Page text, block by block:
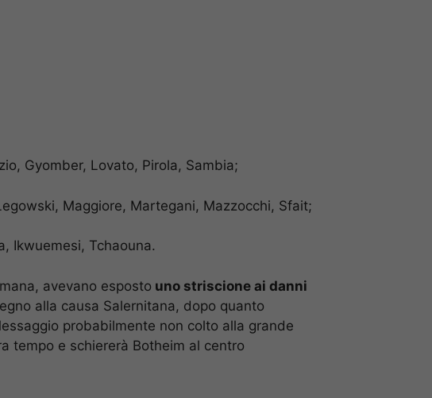
Gyomber, Lovato, Pirola, Sambia;
Maggiore, Martegani, Mazzocchi, Sfait;
Ikwuemesi, Tchaouna.
avevano esposto uno striscione ai danni
alla causa Salernitana, dopo quanto
probabilmente non colto alla grande
tempo e schiererà Botheim al centro